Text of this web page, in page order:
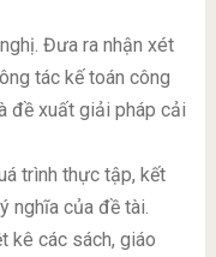
Đưa ra nhận xét
tác kế toán công
đề xuất giải pháp cải
trình thực tập, kết
nghĩa của đề tài.
kê các sách, giáo